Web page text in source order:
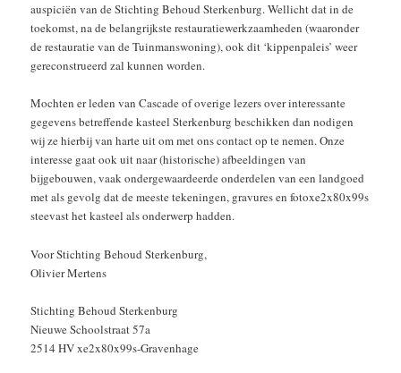
auspiciën van de Stichting Behoud Sterkenburg. Wellicht dat in de
toekomst, na de belangrijkste restauratiewerkzaamheden (waaronder
de restauratie van de Tuinmanswoning), ook dit ‘kippenpaleis’ weer
gereconstrueerd zal kunnen worden.
Mochten er leden van Cascade of overige lezers over interessante
gegevens betreffende kasteel Sterkenburg beschikken dan nodigen
wij ze hierbij van harte uit om met ons contact op te nemen. Onze
interesse gaat ook uit naar (historische) afbeeldingen van
bijgebouwen, vaak ondergewaardeerde onderdelen van een landgoed
met als gevolg dat de meeste tekeningen, gravures en fotoxe2x80x99s
steevast het kasteel als onderwerp hadden.
Voor Stichting Behoud Sterkenburg,
Olivier Mertens
Stichting Behoud Sterkenburg
Nieuwe Schoolstraat 57a
2514 HV xe2x80x99s-Gravenhage